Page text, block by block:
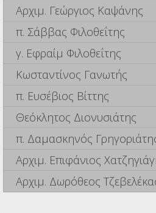
Αρχιμ. Γεώργιος Καψάνης
π. Σάββας Φιλοθεΐτης
γ. Εφραίμ Φιλοθεΐτης
Κωσταντίνος Γανωτής
π. Ευσέβιος Βίττης
Θεόκλητος Διονυσιάτης
π. Δαμασκηνός
Αρχιμ. Επιφάνιος
Αρχιμ. Δωρόθεος